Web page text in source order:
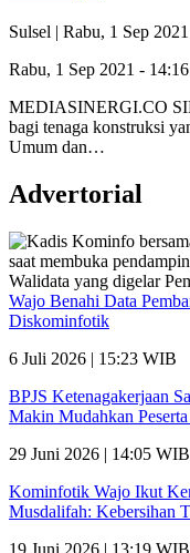
Sulsel | Rabu, 1 Sep
Rabu, 1 Sep 2021 -
MEDIASINERGI.CO
bagi tenaga konstruksi
Umum dan…
Advertorial
Wajo Benahi Data
Diskominfotik
6 Juli 2026 | 15:23 WIB
BPJS Ketenagakerjaan
Makin Mudahkan
29 Juni 2026 | 14:05 WIB
Kominfotik Wajo Ikut
Musdalifah: Kebersihan
19 Juni 2026 | 13:19 WIB